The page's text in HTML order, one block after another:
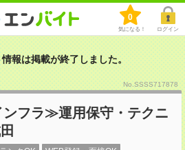
0
気になる！ ログイン
報は掲載が終了しました。
No.SSSS717878
フラ≫運用保守・テクニ